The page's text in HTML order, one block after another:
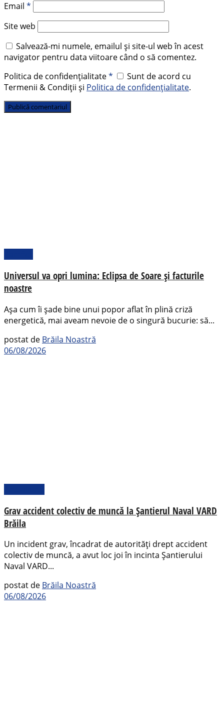
Email *
Site web
Salvează-mi numele, emailul și site-ul web în acest
navigator pentru data viitoare când o să comentez.
Politica de confidențialitate*
Sunt de acord cu
Termenii & Condiții și Politica de confidențialitate.
Universul va opri lumina: Eclipsa de Soare și facturile
noastre
Așa cum îi șade bine unui popor aflat în plină criză
energetică, mai aveam nevoie de o singură bucurie: să...
postat de Brăila Noastră
06/08/2026
Grav accident colectiv de muncă la Șantierul Naval VARD
Brăila
Un incident grav, încadrat de autorități drept accident
colectiv de muncă, a avut loc joi în incinta Șantierului
Naval VARD...
postat de Brăila Noastră
06/08/2026